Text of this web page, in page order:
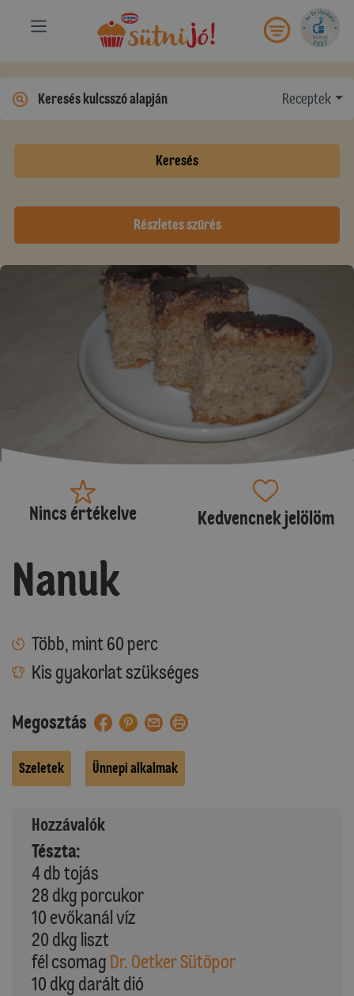
Receptek
Keresés
Részletes szűrés
Nincs értékelve Kedvencnek jelölöm
Nanuk
Több, mint 60 perc
Kis gyakorlat szükséges
Megosztás
Szeletek Ünnepi alkalmak
Hozzávalók
Tészta:
4 db tojás
28 dkg porcukor
10 evőkanál víz
20 dkg liszt
fél csomag Dr. Oetker Sütőpor
10 dkg darált dió